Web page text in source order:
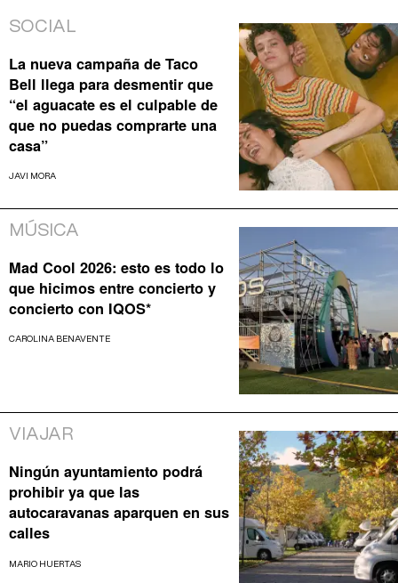
SOCIAL
La nueva campaña de Taco
Bell llega para desmentir que
“el aguacate es el culpable de
que no puedas comprarte una
casa”
JAVI MORA
MÚSICA
Mad Cool 2026: esto es todo lo
que hicimos entre concierto y
concierto con IQOS*
CAROLINA BENAVENTE
VIAJAR
Ningún ayuntamiento podrá
prohibir ya que las
autocaravanas aparquen en sus
calles
MARIO HUERTAS